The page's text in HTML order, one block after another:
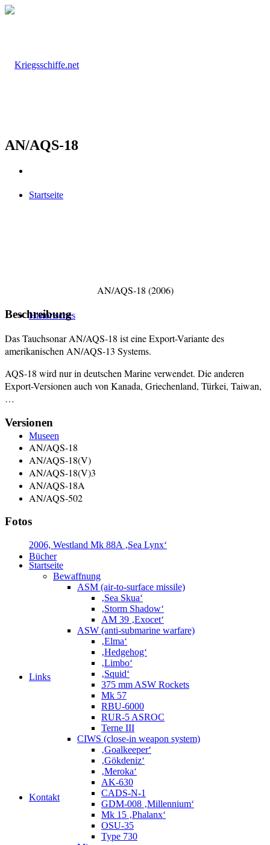
Startseite
Historisches
Museen
Bücher
Links
Kontakt
AN/AQS-18
AN/AQS-18 (2006)
Beschreibung
Das Tauchsonar AN/AQS-18 ist eine Export-Variante des
amerikanischen AN/AQS-13 Systems.
AQS-18 wird nur in deutschen Marine verwendet. Die anderen
Export-Versionen auch von Kanada, Griechenland, Türkei, Taiwan,
…
Versionen
AN/AQS-18
AN/AQS-18(V)
AN/AQS-18(V)3
AN/AQS-18A
AN/AQS-502
Fotos
2006, Westland Mk 88A ‚Sea Lynx‘
Startseite
Bewaffnung
ASM (air-to-surface missile)
‚Sea Skua‘
‚Storm Shadow‘
AM 39 ‚Exocet‘
ASW (anti-submarine warfare)
‚Elma‘
‚Hedgehog‘
‚Limbo‘
‚Squid‘
375 mm ASW Rockets
Mk 57
RBU-6000
RUR-5 ASROC
Terne III
CIWS (close-in weapon system)
‚Goalkeeper‘
‚Gökdeniz‘
‚Meroka‘
AK-630
CADS-N-1
GDM-008 ‚Millennium‘
Mk 15 ‚Phalanx‘
OSU-35
Type 730